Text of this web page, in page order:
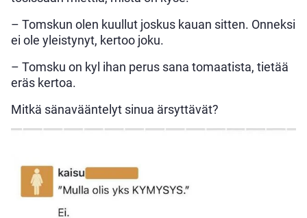
– Tomskun olen kuullut joskus kauan sitten. Onneksi
ei ole yleistynyt, kertoo joku.
– Tomsku on kyl ihan perus sana tomaatista, tietää
eräs kertoa.
Mitkä sänavääntelyt sinua ärsyttävät?